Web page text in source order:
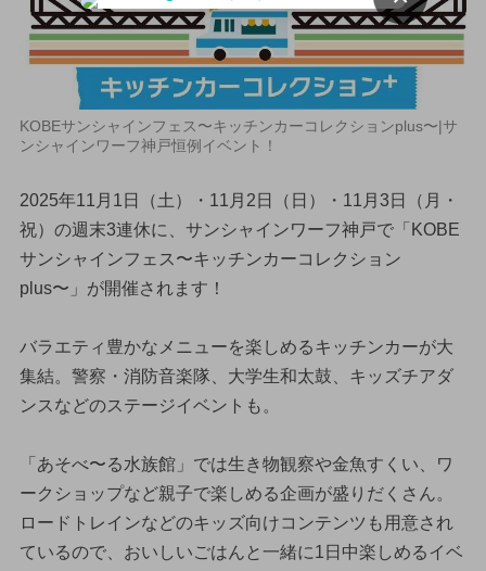
KOBEサンシャインフェス〜キッチンカーコレクションplus〜|サ
ンシャインワーフ神戸恒例イベント！
2025年11月1日（土）・11月2日（日）・11月3日（月・
祝）の週末3連休に、サンシャインワーフ神戸で「KOBE
サンシャインフェス〜キッチンカーコレクション
plus〜」が開催されます！
バラエティ豊かなメニューを楽しめるキッチンカーが大
集結。警察・消防音楽隊、大学生和太鼓、キッズチアダ
ンスなどのステージイベントも。
「あそべ〜る水族館」では生き物観察や金魚すくい、ワ
ークショップなど親子で楽しめる企画が盛りだくさん。
ロードトレインなどのキッズ向けコンテンツも用意され
ているので、おいしいごはんと一緒に1日中楽しめるイベ